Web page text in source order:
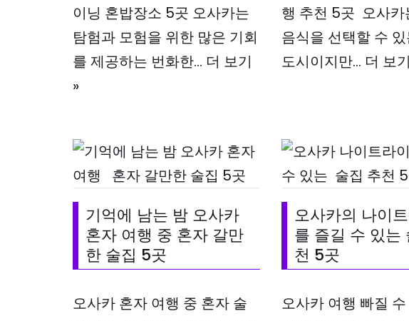
이닝 혼밥장소 5곳 오사카는
탐험과 모험을 위한 많은 기회
를 제공하는 번화한… 더 보기
»
행 추천 5곳 오사카
음식을 선택할 수
도시이지만… 더 보
기억에 남는 밤 오사카
혼자 여행 중 혼자 갈만
한 술집 5곳
오사카 혼자 여행 중 혼자 술
오사카의 나이
를 즐길 수 있는
천 5곳
오사카 여행 빠질